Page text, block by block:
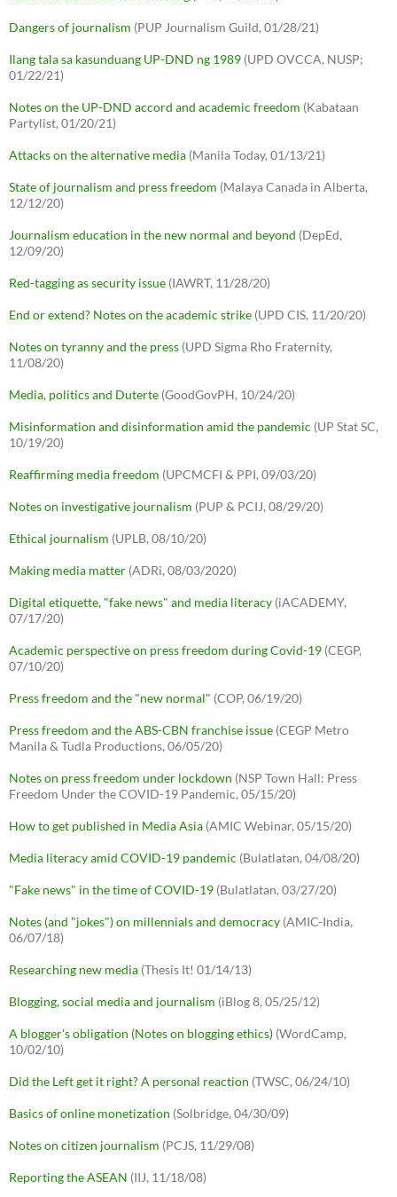
Dangers of journalism (PUP Journalism Guild, 01/28/21)
Ilang tala sa kasunduang UP-DND ng 1989 (UPD OVCCA, NUSP;
01/22/21)
Notes on the UP-DND accord and academic freedom (Kabataan
Partylist, 01/20/21)
Attacks on the alternative media (Manila Today, 01/13/21)
State of journalism and press freedom (Malaya Canada in Alberta,
12/12/20)
Journalism education in the new normal and beyond (DepEd,
12/09/20)
Red-tagging as security issue (IAWRT, 11/28/20)
End or extend? Notes on the academic strike (UPD CIS, 11/20/20)
Notes on tyranny and the press (UPD Sigma Rho Fraternity,
11/08/20)
Media, politics and Duterte (GoodGovPH, 10/24/20)
Misinformation and disinformation amid the pandemic (UP Stat SC,
10/19/20)
Reaffirming media freedom (UPCMCFI & PPI, 09/03/20)
Notes on investigative journalism (PUP & PCIJ, 08/29/20)
Ethical journalism (UPLB, 08/10/20)
Making media matter (ADRi, 08/03/2020)
Digital etiquette, "fake news" and media literacy (iACADEMY,
07/17/20)
Academic perspective on press freedom during Covid-19 (CEGP,
07/10/20)
Press freedom and the "new normal" (COP, 06/19/20)
Press freedom and the ABS-CBN franchise issue (CEGP Metro
Manila & Tudla Productions, 06/05/20)
Notes on press freedom under lockdown (NSP Town Hall: Press
Freedom Under the COVID-19 Pandemic, 05/15/20)
How to get published in Media Asia (AMIC Webinar, 05/15/20)
Media literacy amid COVID-19 pandemic (Bulatlatan, 04/08/20)
"Fake news" in the time of COVID-19 (Bulatlatan, 03/27/20)
Notes (and "jokes") on millennials and democracy (AMIC-India,
06/07/18)
Researching new media (Thesis It! 01/14/13)
Blogging, social media and journalism (iBlog 8, 05/25/12)
A blogger's obligation (Notes on blogging ethics) (WordCamp,
10/02/10)
Did the Left get it right? A personal reaction (TWSC, 06/24/10)
Basics of online monetization (Solbridge, 04/30/09)
Notes on citizen journalism (PCJS, 11/29/08)
Reporting the ASEAN (IIJ, 11/18/08)